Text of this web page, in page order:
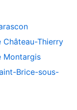
Thierry
Montargis
Brice-sous-